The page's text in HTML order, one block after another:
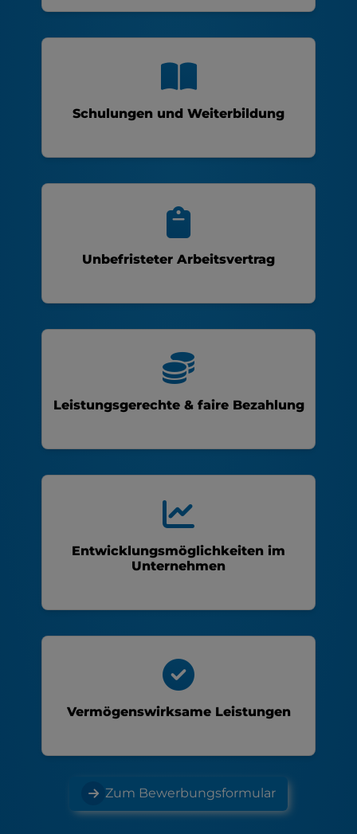
Schulungen und Weiterbildung
Unbefristeter Arbeitsvertrag
Leistungsgerechte & faire Bezahlung
Entwicklungsmöglichkeiten im
Unternehmen
Vermögenswirksame Leistungen
Zum Bewerbungsformular